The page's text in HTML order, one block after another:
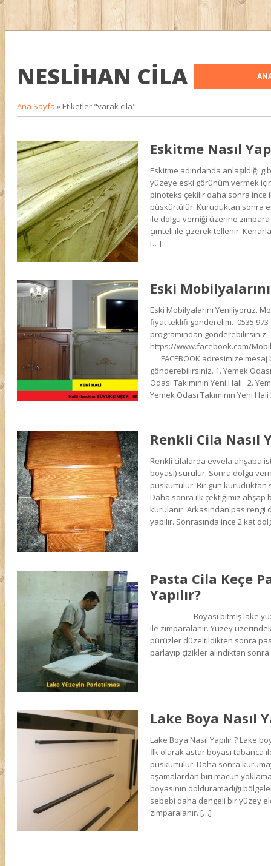
NESLIHAN CILA
Ana Sayfa » Etiketler "varak cila"
Eskitme Nasıl
Eskitme adındanda anlaşıldığı
yüzeye eski görünüm vermek
pinoteks çekilir daha sonra ince
püskürtülür. Kuruduktan sonra
ile dolgu verniği üzerine zımpara
çimteli ile çizerek tellenir.
[…]
Eski
Eski Mobilyalarını Yeniliyoruz.
fiyat teklifi gönderelim. 0535
programından gönderebilirsiniz.
https://www.facebook.com/
FACEBOOK adresimize mesaj
gönderebilirsiniz. 1. Yemek
Odası Takımının Yeni Hali 2.
Yemek Odası Takımının Yeni
Renkli Cila Nasıl
Renkli cilalarda evvela ahşaba
boyası) sürülür. Sonra dolgu
püskürtülür. Bir gün kuruduktan
Daha sonra ilk çektiğimiz ahşap
kurulanır. Arkasından pas
yapılır. Sonrasında ince 2 kat
Pasta Cila Keçe
Yapılır?
Boyası bitmiş lake yüzey
ile zımparalanır. Yüzey
pürüzler düzeltildikten sonra
parlayıp çizikler alındıktan
Lake Boya Nasıl
Lake Boya Nasıl Yapılır ? Lake
İlk olarak astar boyası tabanca
püskürtülür. Daha sonra
aşamalardan biri macun
boyasının dolduramadığı
sebebi daha dengeli bir yüzey
zımparalanır. […]